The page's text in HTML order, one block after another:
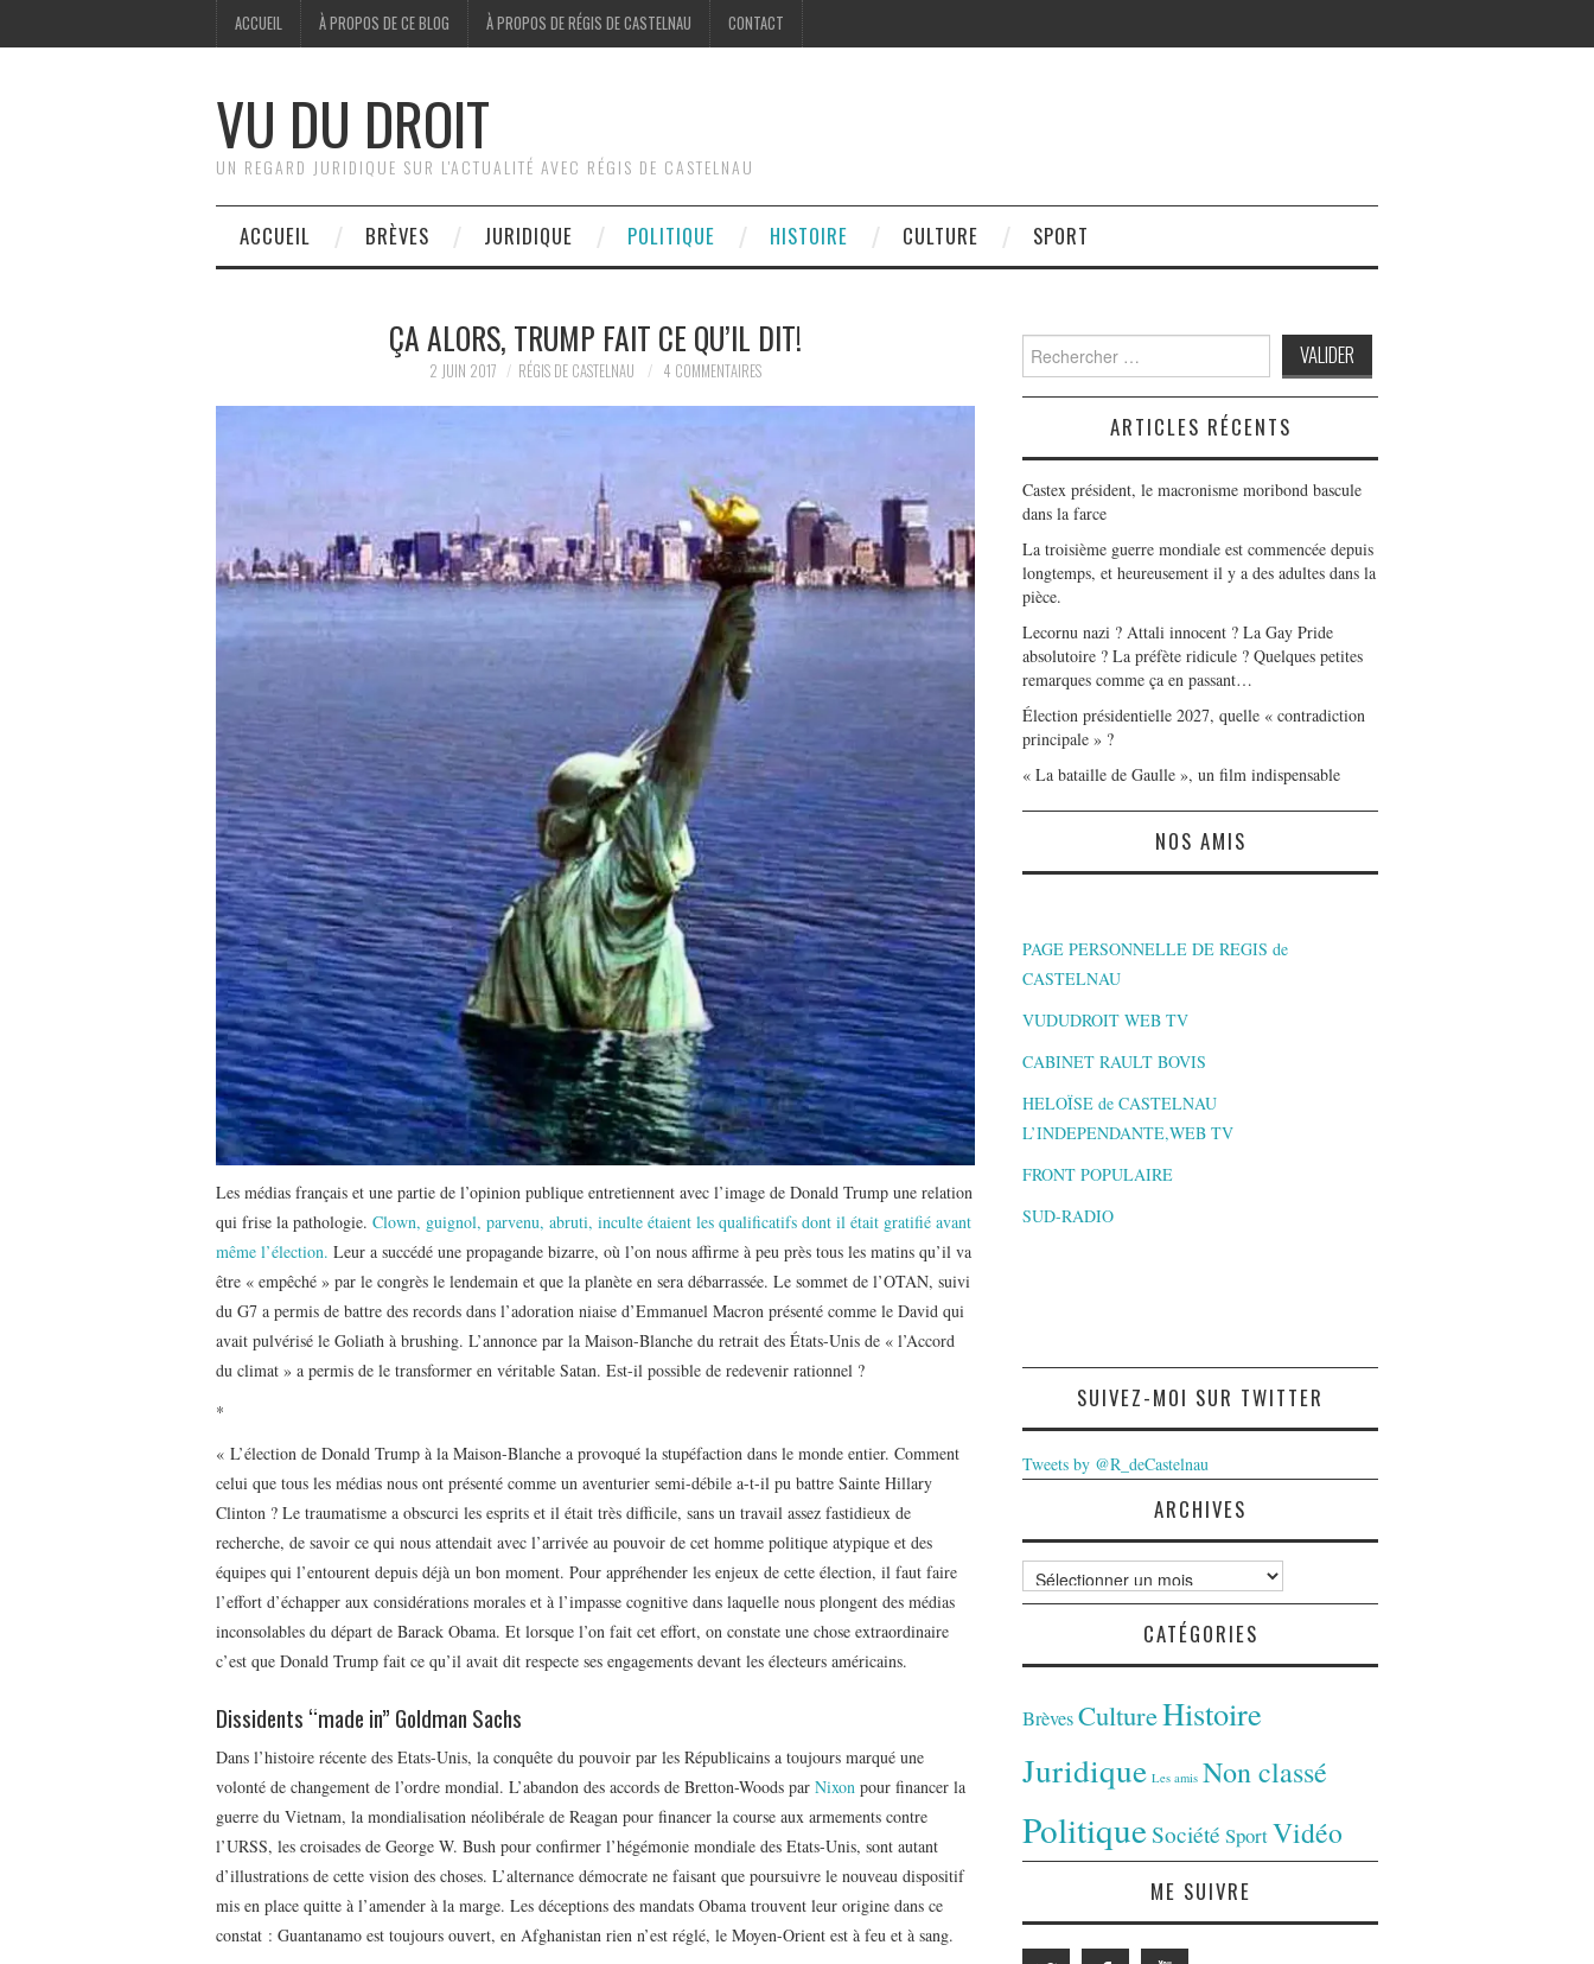
ACCUEIL À PROPOS DE CE BLOG À PROPOS DE RÉGIS DE CASTELNAU CONTACT
VU DU DROIT
UN REGARD JURIDIQUE SUR L'ACTUALITÉ AVEC RÉGIS DE CASTELNAU
ACCUEIL BRÈVES JURIDIQUE POLITIQUE HISTOIRE CULTURE SPORT
ÇA ALORS, TRUMP FAIT CE QU’IL DIT!
2 JUIN 2017 RÉGIS DE CASTELNAU 4 COMMENTAIRES
Les médias français et une partie de l’opinion publique entretiennent avec l’image de Donald Trump une relation
qui frise la pathologie. Clown, guignol, parvenu, abruti, inculte étaient les qualificatifs dont il était gratifié avant
même l’élection. Leur a succédé une propagande bizarre, où l’on nous affirme à peu près tous les matins qu’il va
être « empêché » par le congrès le lendemain et que la planète en sera débarrassée. Le sommet de l’OTAN, suivi
du G7 a permis de battre des records dans l’adoration niaise d’Emmanuel Macron présenté comme le David qui
avait pulvérisé le Goliath à brushing. L’annonce par la Maison-Blanche du retrait des États-Unis de « l’Accord
du climat » a permis de le transformer en véritable Satan. Est-il possible de redevenir rationnel ?
*
« L’élection de Donald Trump à la Maison-Blanche a provoqué la stupéfaction dans le monde entier. Comment
celui que tous les médias nous ont présenté comme un aventurier semi-débile a-t-il pu battre Sainte Hillary
Clinton ? Le traumatisme a obscurci les esprits et il était très difficile, sans un travail assez fastidieux de
recherche, de savoir ce qui nous attendait avec l’arrivée au pouvoir de cet homme politique atypique et des
équipes qui l’entourent depuis déjà un bon moment. Pour appréhender les enjeux de cette élection, il faut faire
l’effort d’échapper aux considérations morales et à l’impasse cognitive dans laquelle nous plongent des médias
inconsolables du départ de Barack Obama. Et lorsque l’on fait cet effort, on constate une chose extraordinaire
c’est que Donald Trump fait ce qu’il avait dit respecte ses engagements devant les électeurs américains.
Dissidents “made in” Goldman Sachs
Dans l’histoire récente des Etats-Unis, la conquête du pouvoir par les Républicains a toujours marqué une
volonté de changement de l’ordre mondial. L’abandon des accords de Bretton-Woods par Nixon pour financer la
guerre du Vietnam, la mondialisation néolibérale de Reagan pour financer la course aux armements contre
l’URSS, les croisades de George W. Bush pour confirmer l’hégémonie mondiale des Etats-Unis, sont autant
d’illustrations de cette vision des choses. L’alternance démocrate ne faisant que poursuivre le nouveau dispositif
mis en place quitte à l’amender à la marge. Les déceptions des mandats Obama trouvent leur origine dans ce
constat : Guantanamo est toujours ouvert, en Afghanistan rien n’est réglé, le Moyen-Orient est à feu et à sang.
Search
for:
ARTICLES RÉCENTS
Castex président, le macronisme moribond bascule
dans la farce
La troisième guerre mondiale est commencée depuis
longtemps, et heureusement il y a des adultes dans la
pièce.
Lecornu nazi ? Attali innocent ? La Gay Pride
absolutoire ? La préfète ridicule ? Quelques petites
remarques comme ça en passant…
Élection présidentielle 2027, quelle « contradiction
principale » ?
« La bataille de Gaulle », un film indispensable
NOS AMIS
PAGE PERSONNELLE DE REGIS de
CASTELNAU
VUDUDROIT WEB TV
CABINET RAULT BOVIS
HELOÏSE de CASTELNAU
L’INDEPENDANTE,WEB TV
FRONT POPULAIRE
SUD-RADIO
SUIVEZ-MOI SUR TWITTER
Tweets by @R_deCastelnau
ARCHIVES
Archives
CATÉGORIES
BrèvesCultureHistoire
Juridique Les amis Non classé
PolitiqueSociété SportVidéo
ME SUIVRE